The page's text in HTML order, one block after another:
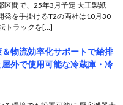
区間で、25年3月予定 大王製紙
発を手掛けるT2の両社は10月30
トラックを[…]
物流効率化サポートで給排
外で使用可能な冷蔵庫・冷